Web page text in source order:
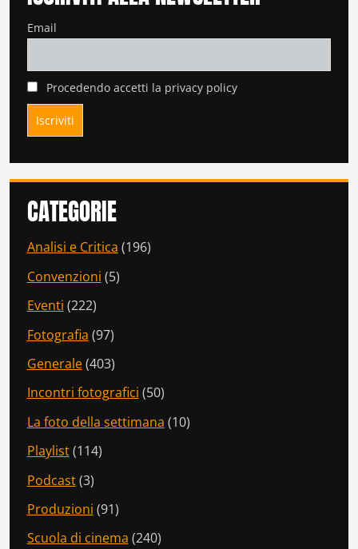
Email
Procedendo accetti la privacy policy
CATEGORIE
Analisi e Critica (196)
Convenzioni (5)
Eventi (222)
Fotografia (97)
Generale(403)
Incontri fotografici (50)
La foto della settimana (10)
Playlist(114)
Podcast(3)
Produzioni (91)
Scuola di cinema (240)